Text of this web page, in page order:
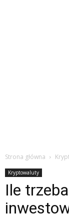
Strona główna
Kryptowaluty
Ile